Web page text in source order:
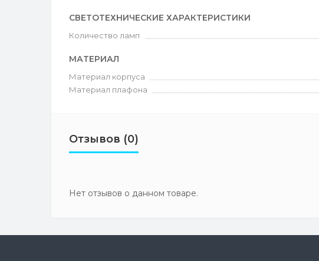
СВЕТОТЕХНИЧЕСКИЕ ХАРАКТЕРИСТИКИ
Количество ламп
МАТЕРИАЛ
Материал корпуса
Материал плафона
Отзывов (0)
Нет отзывов о данном товаре.